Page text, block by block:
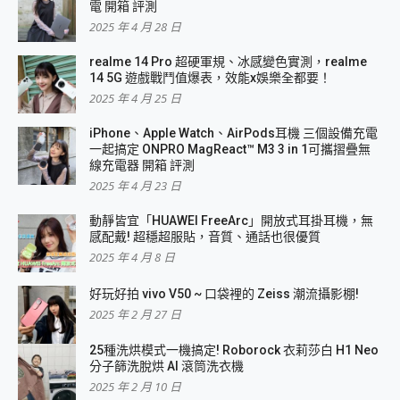
電 開箱 評測
2025 年 4 月 28 日
realme 14 Pro 超硬軍規、冰感變色實測，realme
14 5G 遊戲戰鬥值爆表，效能x娛樂全都要！
2025 年 4 月 25 日
iPhone、Apple Watch、AirPods耳機 三個設備充電
一起搞定 ONPRO MagReact™ M3 3 in 1可攜摺疊無
線充電器 開箱 評測
2025 年 4 月 23 日
動靜皆宜「HUAWEI FreeArc」開放式耳掛耳機，無
感配戴! 超穩超服貼，音質、通話也很優質
2025 年 4 月 8 日
好玩好拍 vivo V50 ~ 口袋裡的 Zeiss 潮流攝影棚!
2025 年 2 月 27 日
25種洗烘模式一機搞定! Roborock 衣莉莎白 H1 Neo
分子篩洗脫烘 AI 滾筒洗衣機
2025 年 2 月 10 日